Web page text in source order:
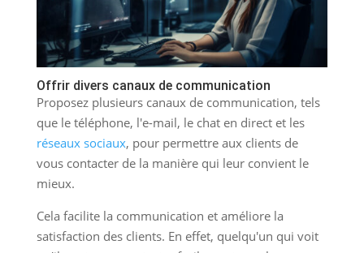
Offrir divers canaux de communication
Proposez plusieurs canaux de communication, tels
que le téléphone, l'e-mail, le chat en direct et les
réseaux sociaux, pour permettre aux clients de
vous contacter de la manière qui leur convient le
mieux.
Cela facilite la communication et améliore la
satisfaction des clients. En effet, quelqu'un qui voit